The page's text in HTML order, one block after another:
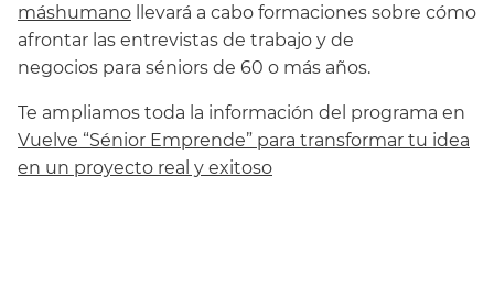
máshumano llevará a cabo formaciones sobre cómo
afrontar las entrevistas de trabajo y de
negocios para séniors de 60 o más años.
Te ampliamos toda la información del programa en
Vuelve “Sénior Emprende” para transformar tu idea
en un proyecto real y exitoso